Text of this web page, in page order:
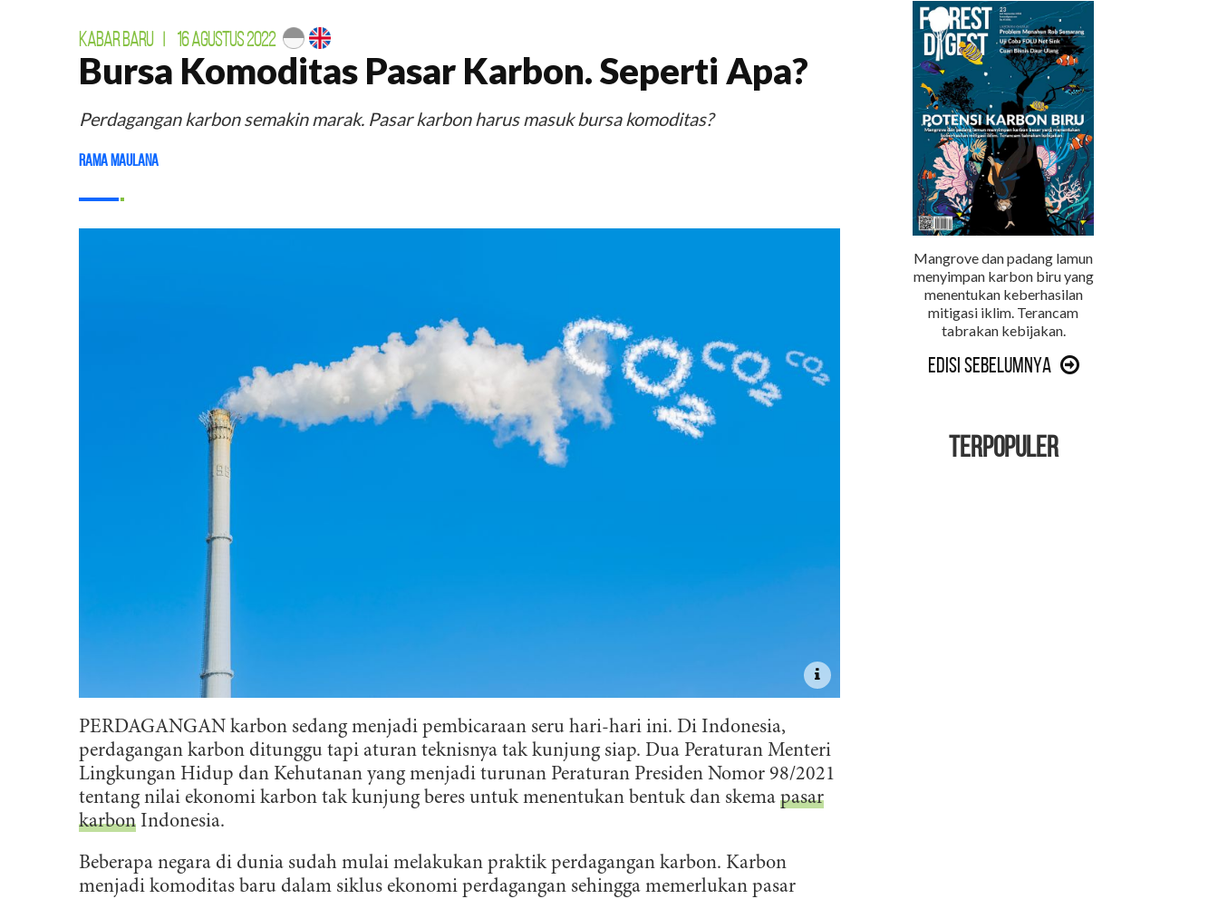
KABAR BARU 16 AGUSTUS 2022
Bursa Komoditas Pasar Karbon. Seperti Apa?
Perdagangan karbon semakin marak. Pasar karbon harus masuk bursa komoditas?
Rama Maulana
PERDAGANGAN karbon sedang menjadi pembicaraan seru hari-hari ini. Di Indonesia,
perdagangan karbon ditunggu tapi aturan teknisnya tak kunjung siap. Dua Peraturan Menteri
Lingkungan Hidup dan Kehutanan yang menjadi turunan Peraturan Presiden Nomor 98/2021
tentang nilai ekonomi karbon tak kunjung beres untuk menentukan bentuk dan skema pasar
karbon Indonesia.
Beberapa negara di dunia sudah mulai melakukan praktik perdagangan karbon. Karbon
menjadi komoditas baru dalam siklus ekonomi perdagangan sehingga memerlukan pasar
Mangrove dan padang lamun
menyimpan karbon biru yang
menentukan keberhasilan
mitigasi iklim. Terancam
tabrakan kebijakan.
Edisi Sebelumnya
TERPOPULER